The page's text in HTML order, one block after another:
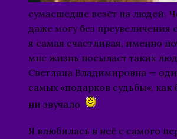
сумасшедше везёт на людей.
даже могу без преувеличения
я самая счастливая, именно
мне жизнь посылает таких
Светлана Владимировна —
самых «подарков судьбы»,
ни звучало
Я влюбилась в неё с самого